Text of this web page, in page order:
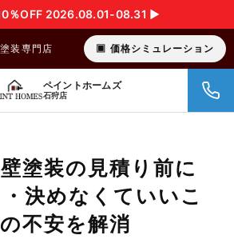
％OFF 2026.08.01-08.31 ▶︎
装専門店 価格シミュレーション
ペイントホームズ
石狩店
塗装の見積り前に
決めなくていいこ
不安を解消